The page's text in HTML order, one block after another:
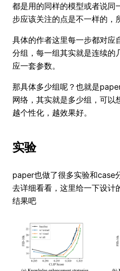
都是用的同样的模型或者说同
步应该关注的点是不一样的，
具体的作者这里每一步都对应
分组，每一组其实就是连续的
应一套参数。
那具体多少组呢？也就是
网络，其实就是多少组，可以
越个性化，越效果好。
实验
paper也做了很多实验和case
去详细看看，这里给一下设计
结果吧